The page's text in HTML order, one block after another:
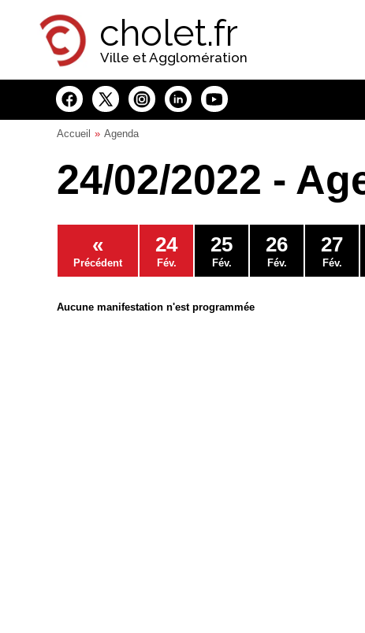
cholet.fr
Ville et Agglomération
Accueil Agenda
24/02/2022 -
«
Précédent
24
Fév.
25
Fév.
26
Fév.
27
Fév.
Aucune manifestation n'est programmée